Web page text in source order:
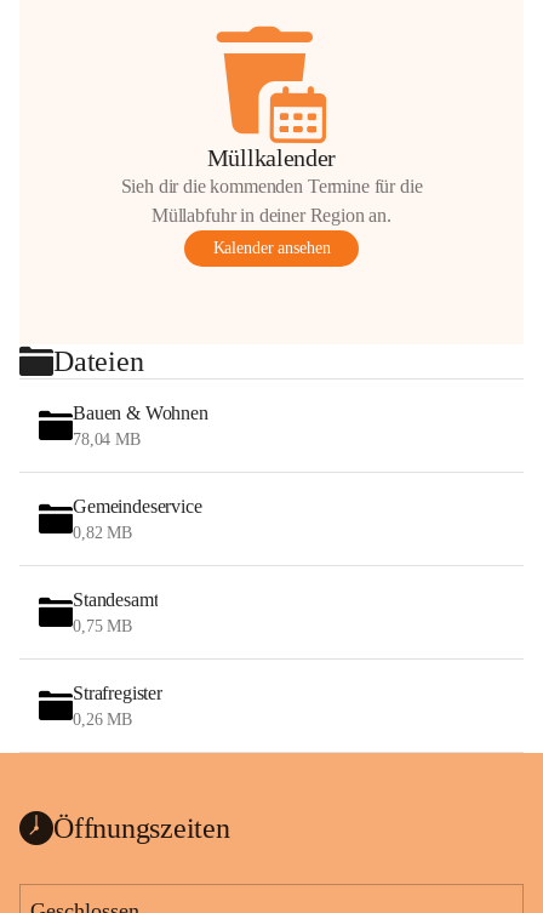
Müllkalender
Sieh dir die kommenden Termine für die
Müllabfuhr in deiner Region an.
Kalender ansehen
Dateien
Bauen & Wohnen
78,04 MB
Gemeindeservice
0,82 MB
Standesamt
0,75 MB
Strafregister
0,26 MB
Öffnungszeiten